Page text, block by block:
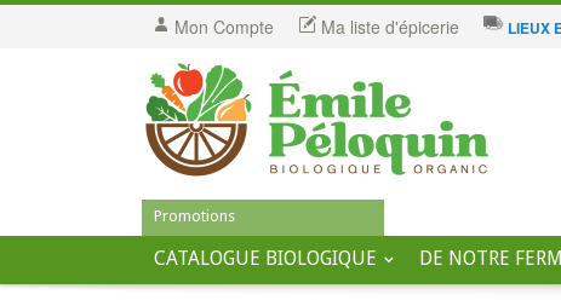
Mon Compte Ma liste d'épicerie LIEUX
Promotions
CATALOGUE BIOLOGIQUE DE NOTRE